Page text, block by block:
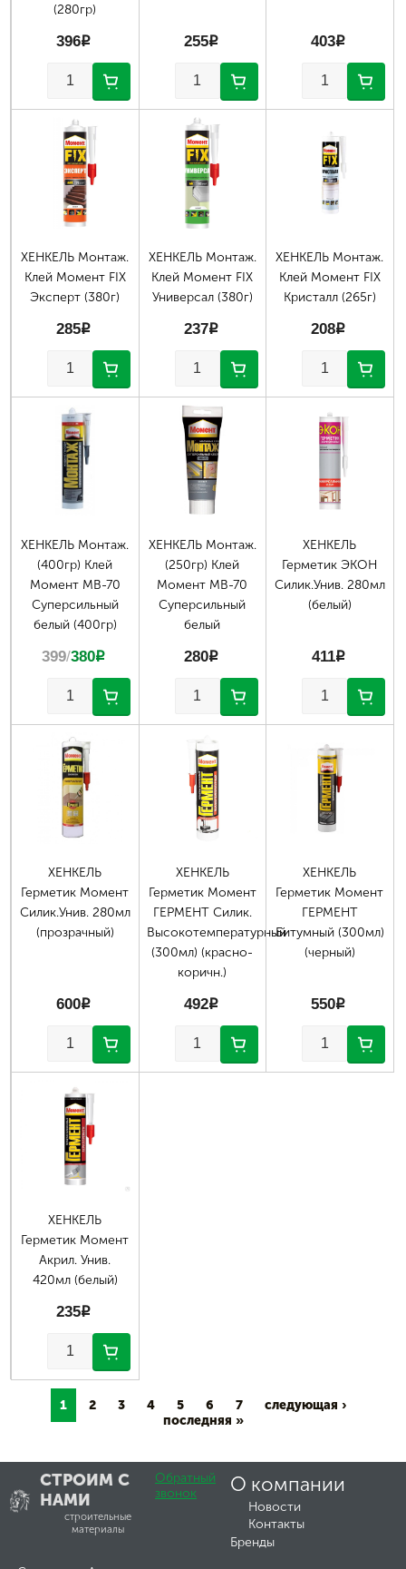
(280гр)
396p 255p 403p
ХЕНКЕЛЬ Монтаж.
Клей Момент FIX
Эксперт (380г)
285p
ХЕНКЕЛЬ Монтаж.
Клей Момент FIX
Универсал (380г)
237p
ХЕНКЕЛЬ Монтаж.
Клей Момент FIX
Кристалл (265г)
208p
ХЕНКЕЛЬ Монтаж.
(400гр) Клей
Момент МВ-70
Суперсильный
белый (400гр)
399/380p
ХЕНКЕЛЬ Монтаж.
(250гр) Клей
Момент МВ-70
Суперсильный
белый
280p
ХЕНКЕЛЬ
Герметик ЭКОН
Силик.Унив. 280мл
(белый)
411p
ХЕНКЕЛЬ
Герметик Момент
Силик.Унив. 280мл
(прозрачный)
600p
ХЕНКЕЛЬ
Герметик Момент
ГЕРМЕНТ Силик.
Высокотемпературный
(300мл) (красно-
коричн.)
492p
ХЕНКЕЛЬ
Герметик Момент
ГЕРМЕНТ
Битумный (300мл)
(черный)
550p
ХЕНКЕЛЬ
Герметик Момент
Акрил. Унив.
420мл (белый)
235p
Страницы
1 2 3 4 5 6 7
следующая ›
последняя »
СТРОИМ С
НАМИ
строительные
материалы
Обратный
звонок
О компании
Новости
Контакты
Бренды